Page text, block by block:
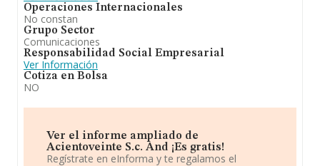
Operaciones Internacionales
No constan
Grupo Sector
Comunicaciones
Responsabilidad Social Empresarial
Ver Información
Cotiza en Bolsa
NO
Ver el informe ampliado de
Acientoveinte S.c. And ¡Es gratis!
Regístrate en eInforma y te regalamos el